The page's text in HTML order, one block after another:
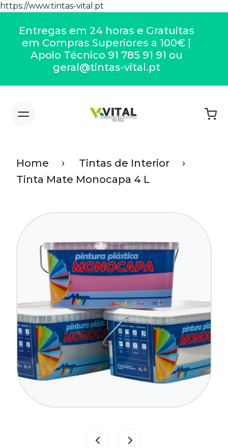
https://www.tintas-vital.pt
Entregas em 24 horas e Gratuitas
em Compras Superiores a 100€ |
Apoio Técnico 91 785 91 91 ou
geral@tintas-vital.pt
Home
Tintas de Interior
Tinta Mate Monocapa 4 L